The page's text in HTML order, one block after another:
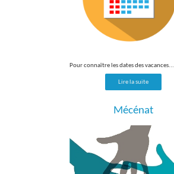
Pour connaître les dates des vacances...
Lire la suite
Mécénat